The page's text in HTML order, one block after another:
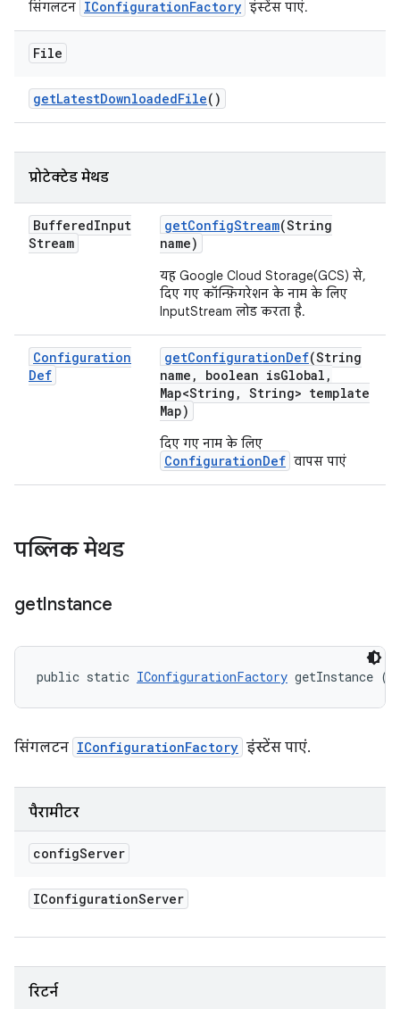
सिंगलटन IConfigurationFactory इंस्टेंस पाएं.
File
getLatestDownloadedFile()
प्रोटेक्टेड मेथड
BufferedInput
Stream
getConfigStream(String
name)
यह Google Cloud Storage(GCS) से,
दिए गए कॉन्फ़िगरेशन के नाम के लिए
InputStream लोड करता है.
Configuration
Def
getConfigurationDef(String
name , boolean isGlobal ,
Map<String , String> template
Map)
दिए गए नाम के लिए
ConfigurationDef वापस पाएं
पब्लिक मेथड
getInstance
public static IConfigurationFactory getInstance (
सिंगलटन IConfigurationFactory इंस्टेंस पाएं.
पैरामीटर
configServer
IConfigurationServer
रिटर्न